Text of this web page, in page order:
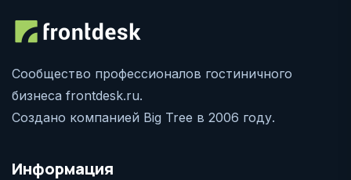
Сообщество профессионалов гостиничного
бизнеса frontdesk.ru.
Создано компанией Big Tree в 2006 году.
Информация